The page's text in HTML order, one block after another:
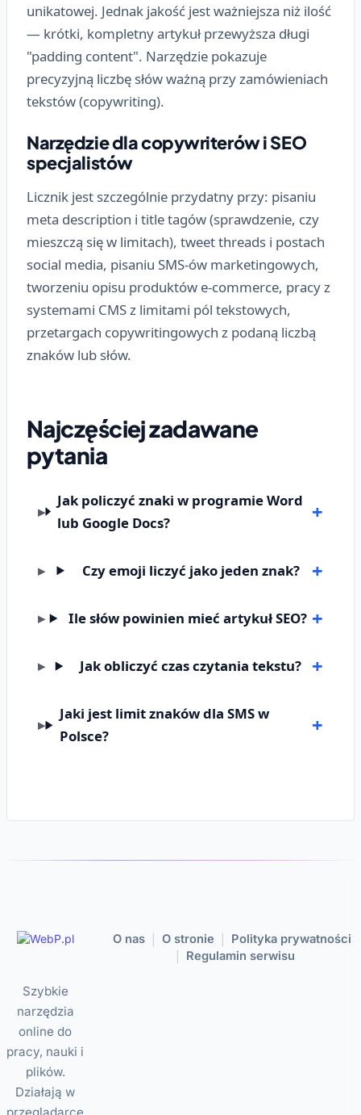
unikatowej. Jednak jakość jest ważniejsza niż ilość
— krótki, kompletny artykuł przewyższa długi
"padding content". Narzędzie pokazuje
precyzyjną liczbę słów ważną przy zamówieniach
tekstów (copywriting).
Narzędzie dla copywriterów i SEO
specjalistów
Licznik jest szczególnie przydatny przy: pisaniu
meta description i title tagów (sprawdzenie, czy
mieszczą się w limitach), tweet threads i postach
social media, pisaniu SMS-ów marketingowych,
tworzeniu opisu produktów e-commerce, pracy z
systemami CMS z limitami pól tekstowych,
przetargach copywritingowych z podaną liczbą
znaków lub słów.
Najczęściej zadawane
pytania
Jak policzyć znaki w programie Word
lub Google Docs?
Czy emoji liczyć jako jeden znak?
Ile słów powinien mieć artykuł SEO?
Jak obliczyć czas czytania tekstu?
Jaki jest limit znaków dla SMS w
Polsce?
Szybkie
narzędzia
online do
pracy, nauki i
plików.
Działają w
O nas O stronie Polityka prywatności
Regulamin serwisu